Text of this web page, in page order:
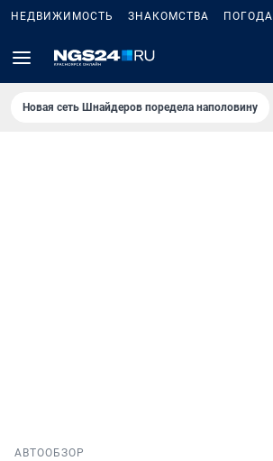
НЕДВИЖИМОСТЬ ЗНАКОМСТВА ПОГОДА
Новая сеть Шнайдеров поредела наполовину
АВТООБЗОР